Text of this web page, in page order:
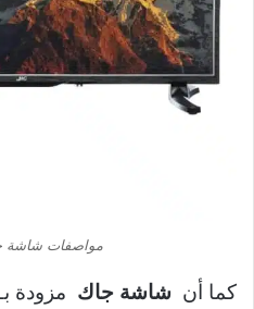
مواصفات شاشة جاك
كما أن شاشة جاك مزودة